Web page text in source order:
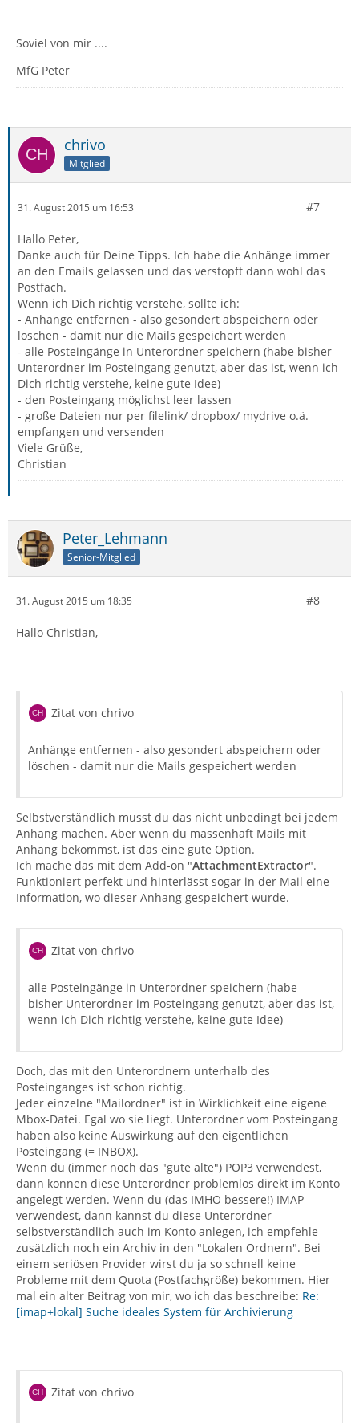
Soviel von mir ....
MfG Peter
chrivo
Mitglied
31. August 2015 um 16:53 #7
Hallo Peter,
Danke auch für Deine Tipps. Ich habe die Anhänge immer
an den Emails gelassen und das verstopft dann wohl das
Postfach.
Wenn ich Dich richtig verstehe, sollte ich:
- Anhänge entfernen - also gesondert abspeichern oder
löschen - damit nur die Mails gespeichert werden
- alle Posteingänge in Unterordner speichern (habe bisher
Unterordner im Posteingang genutzt, aber das ist, wenn ich
Dich richtig verstehe, keine gute Idee)
- den Posteingang möglichst leer lassen
- große Dateien nur per filelink/ dropbox/ mydrive o.ä.
empfangen und versenden
Viele Grüße,
Christian
Peter_Lehmann
Senior-Mitglied
31. August 2015 um 18:35 #8
Hallo Christian,
Zitat von chrivo
Anhänge entfernen - also gesondert abspeichern oder
löschen - damit nur die Mails gespeichert werden
Selbstverständlich musst du das nicht unbedingt bei jedem
Anhang machen. Aber wenn du massenhaft Mails mit
Anhang bekommst, ist das eine gute Option.
Ich mache das mit dem Add-on "AttachmentExtractor".
Funktioniert perfekt und hinterlässt sogar in der Mail eine
Information, wo dieser Anhang gespeichert wurde.
Zitat von chrivo
alle Posteingänge in Unterordner speichern (habe
bisher Unterordner im Posteingang genutzt, aber das ist,
wenn ich Dich richtig verstehe, keine gute Idee)
Doch, das mit den Unterordnern unterhalb des
Posteinganges ist schon richtig.
Jeder einzelne "Mailordner" ist in Wirklichkeit eine eigene
Mbox-Datei. Egal wo sie liegt. Unterordner vom Posteingang
haben also keine Auswirkung auf den eigentlichen
Posteingang (= INBOX).
Wenn du (immer noch das "gute alte") POP3 verwendest,
dann können diese Unterordner problemlos direkt im Konto
angelegt werden. Wenn du (das IMHO bessere!) IMAP
verwendest, dann kannst du diese Unterordner
selbstverständlich auch im Konto anlegen, ich empfehle
zusätzlich noch ein Archiv in den "Lokalen Ordnern". Bei
einem seriösen Provider wirst du ja so schnell keine
Probleme mit dem Quota (Postfachgröße) bekommen. Hier
mal ein alter Beitrag von mir, wo ich das beschreibe: Re:
[imap+lokal] Suche ideales System für Archivierung
Zitat von chrivo